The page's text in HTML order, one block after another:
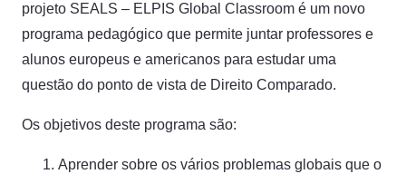
projeto SEALS – ELPIS Global Classroom é um novo
programa pedagógico que permite juntar professores e
alunos europeus e americanos para estudar uma
questão do ponto de vista de Direito Comparado.
Os objetivos deste programa são:
Aprender sobre os vários problemas globais que o